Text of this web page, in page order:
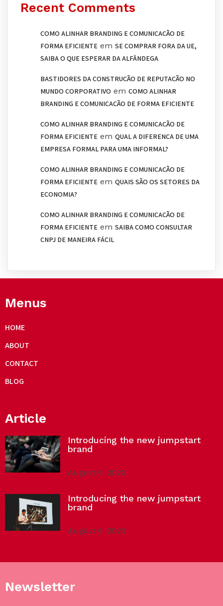
Recent Comments
COMO ALINHAR BRANDING E COMUNICAÇÃO DE
FORMA EFICIENTE em SE COMPRAR FORA DA UE,
SAIBA O QUE ESPERAR DA ALFÂNDEGA
BASTIDORES DA CONSTRUÇÃO DE REPUTAÇÃO NO
MUNDO CORPORATIVO em COMO ALINHAR
BRANDING E COMUNICAÇÃO DE FORMA EFICIENTE
COMO ALINHAR BRANDING E COMUNICAÇÃO DE
FORMA EFICIENTE em QUAL A DIFERENÇA DE UMA
EMPRESA FORMAL PARA UMA INFORMAL?
COMO ALINHAR BRANDING E COMUNICAÇÃO DE
FORMA EFICIENTE em QUAIS SÃO OS SETORES DA
ECONOMIA?
COMO ALINHAR BRANDING E COMUNICAÇÃO DE
FORMA EFICIENTE em SAIBA COMO CONSULTAR
CNPJ DE MANEIRA FÁCIL
Menus
HOME
ABOUT
CONTACT
BLOG
Article
Introducing the new jumpstart
brand
August 6, 2020
Introducing the new jumpstart
brand
August 6, 2020
Newsletter